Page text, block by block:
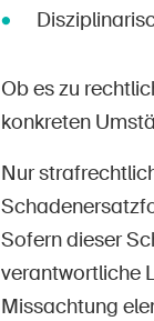
Ob es zu
konkreten
Nur
Sofern dieser
verantwortliche
Missachtung